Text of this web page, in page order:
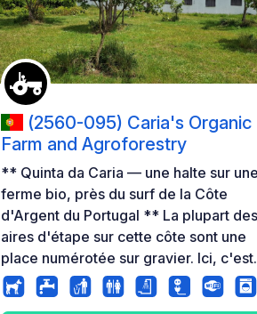
(2560-095) Caria's Organic
Farm and Agroforestry
** Quinta da Caria — une halte sur une
ferme bio, près du surf de la Côte
d'Argent du Portugal ** La plupart des
aires d'étape sur cette côte sont une
place numérotée sur gravier. Ici, c'est
une ferme bio en activité qui n'ouvre
que quelques emplacements privés à